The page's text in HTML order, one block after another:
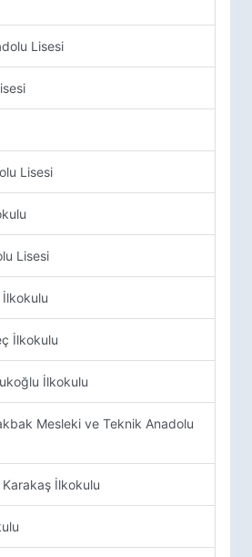
Lisesi
Lisesi
Lisesi
İlkokulu
İlkokulu
İlkokulu
Mesleki ve Teknik Anadolu
İlkokulu